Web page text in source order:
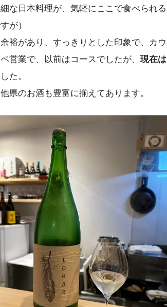
な日本料理が、気軽にここで食べられる
が）
裕があり、すっきりとした印象で、カウ
営業で、以前はコースでしたが、 現在は
た。
県のお酒も豊富に揃えてあります。